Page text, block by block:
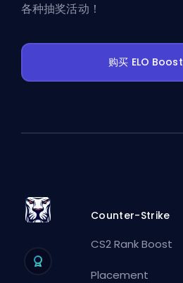
各种抽奖活动！
购买 ELO Boost
Counter-Strike
CS2 Rank Boost
Placement